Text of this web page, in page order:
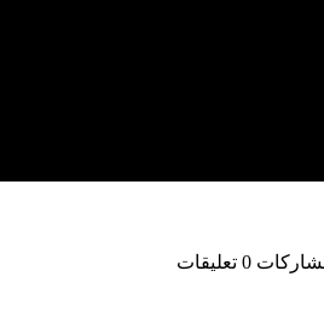
0 تعليقات